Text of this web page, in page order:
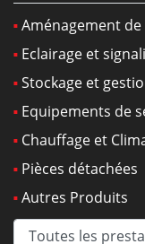
Aménagement de
Eclairage et
Stockage et
Equipements de
Chauffage et
Pièces détachées
Autres Produits